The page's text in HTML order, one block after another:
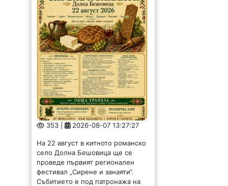
353 | 2026-08-07 13:27:27
На 22 август в китното романско
село Долна Бешовица ще се
проведе първият регионален
фестивал „Сирене и занаяти“.
Събитието е под патронажа на